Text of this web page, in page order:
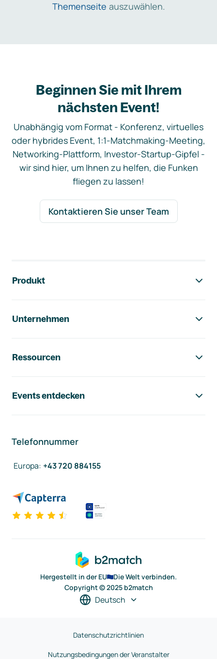
Themenseite auszuwählen.
Beginnen Sie mit Ihrem
nächsten Event!
Unabhängig vom Format - Konferenz, virtuelles
oder hybrides Event, 1:1-Matchmaking-Meeting,
Networking-Plattform, Investor-Startup-Gipfel -
wir sind hier, um Ihnen zu helfen, die Funken
fliegen zu lassen!
Kontaktieren Sie unser Team
Produkt
Unternehmen
Ressourcen
Events entdecken
Telefonnummer
Europa: +43 720 884155
Hergestellt in der EU
Die Welt verbinden.
Copyright © 2025 b2match
Deutsch
Datenschutzrichtlinien
Nutzungsbedingungen der Veranstalter